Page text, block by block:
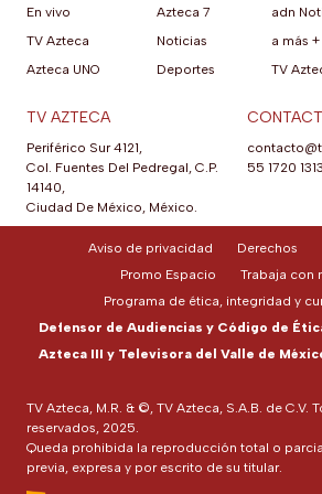
En vivo
TV Azteca
Azteca UNO
Azteca 7
Noticias
Deportes
adn
a más +
TV
TV AZTECA
Periférico Sur 4121,
Col. Fuentes Del Pedregal, C.P.
14140,
Ciudad De México, México.
55 1720 1313
TV Azteca, M.R. & ©, TV Azteca, S.A.B. de C.V.
reservados, 2025.
Queda prohibida la reproducción total o
previa, expresa y por escrito de su titular.
Aviso de privacidad Derechos
Promo Espacio
Trabaja con
Programa de ética, integridad y
Defensor de Audiencias y Código de
Azteca III y Televisora del Valle de